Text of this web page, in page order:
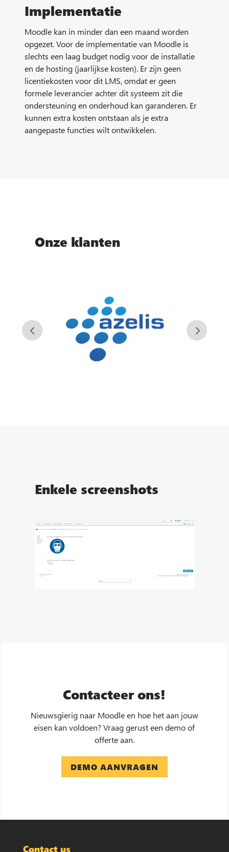
Implementatie
Moodle kan in minder dan een maand worden
opgezet. Voor de implementatie van Moodle is
slechts een laag budget nodig voor de installatie
en de hosting (jaarlijkse kosten). Er zijn geen
licentiekosten voor dit LMS, omdat er geen
formele leverancier achter dit systeem zit die
ondersteuning en onderhoud kan garanderen. Er
kunnen extra kosten ontstaan als je extra
aangepaste functies wilt ontwikkelen.
Onze klanten
Enkele screenshots
Contacteer ons!
Nieuwsgierig naar Moodle en hoe het aan jouw
eisen kan voldoen? Vraag gerust een demo of
offerte aan.
DEMO AANVRAGEN
Contact us